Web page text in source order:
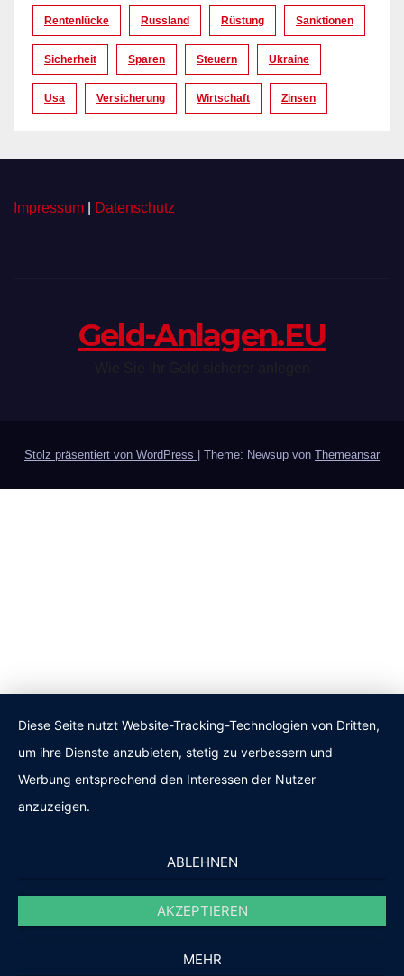
Rentenlücke Russland Rüstung Sanktionen
Sicherheit Sparen Steuern Ukraine
Usa Versicherung Wirtschaft Zinsen
Impressum Datenschutz
Geld-Anlagen.EU
Stolz präsentiert von WordPress Theme: Newsup von Themeansar
Diese Seite nutzt Website-Tracking-Technologien von Dritten,
um ihre Dienste anzubieten, stetig zu verbessern und
Werbung entsprechend den Interessen der Nutzer
anzuzeigen.
ABLEHNEN
AKZEPTIEREN
MEHR